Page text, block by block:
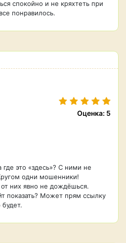
спокойно и не кряхтеть при
понравилось.
Оценка: 5
где это «здесь»? С ними не
одни мошенники!
них явно не дождёшься.
показать? Может прям ссылку